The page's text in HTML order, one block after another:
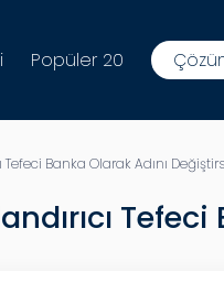
Popüler 20
Tefeci Banka Olarak Adını